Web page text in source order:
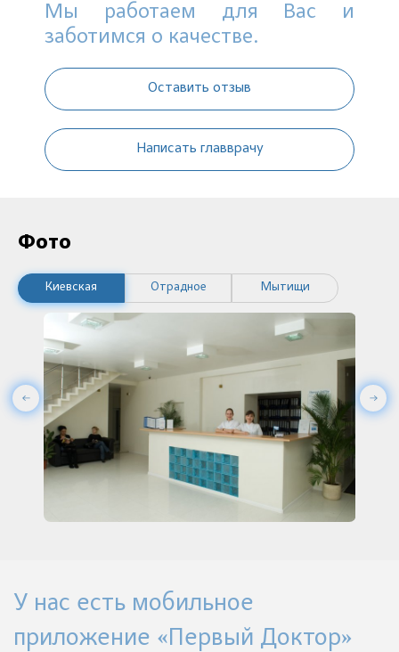
Мы работаем для Вас и
заботимся о качестве.
Оставить отзыв
Написать главврачу
Фото
Киевская Отрадное Мытищи
У нас есть мобильное
приложение «Первый Доктор»